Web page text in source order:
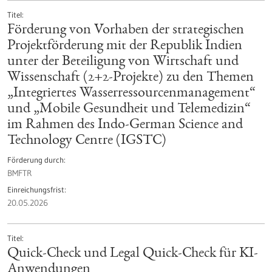
Titel
Förderung von Vorhaben der strategischen
Projektförderung mit der Republik Indien
unter der Beteiligung von Wirtschaft und
Wissenschaft (2+2-Projekte) zu den Themen
„Integriertes Wasserressourcenmanagement“
und „Mobile Gesundheit und Telemedizin“
im Rahmen des Indo-German Science and
Technology Centre (IGSTC)
Förderung durch
BMFTR
Einreichungsfrist
20.05.2026
Titel
Quick-Check und Legal Quick-Check für KI-